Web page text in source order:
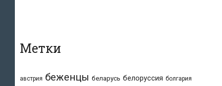
Метки
австрия беженцы беларусь белоруссия болгария